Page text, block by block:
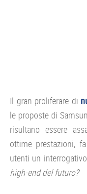
Il gran proliferare di
le proposte di
risultano essere
ottime prestazioni,
utenti un
high-end del futuro?